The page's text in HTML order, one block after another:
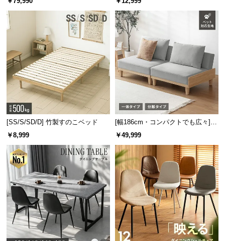
板 美しい格子デザイン
[SS/S/SD/D] 竹製すのこベッド
￥8,999
[幅186cm・コンパクトでも広々] 3
人掛けソファベッド リクライニン
￥49,999